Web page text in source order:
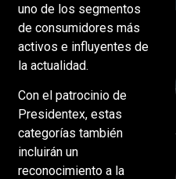
uno de los segmentos
de consumidores más
activos e influyentes de
la actualidad.
Con el patrocinio de
Presidentex, estas
categorías también
incluirán un
reconocimiento a la